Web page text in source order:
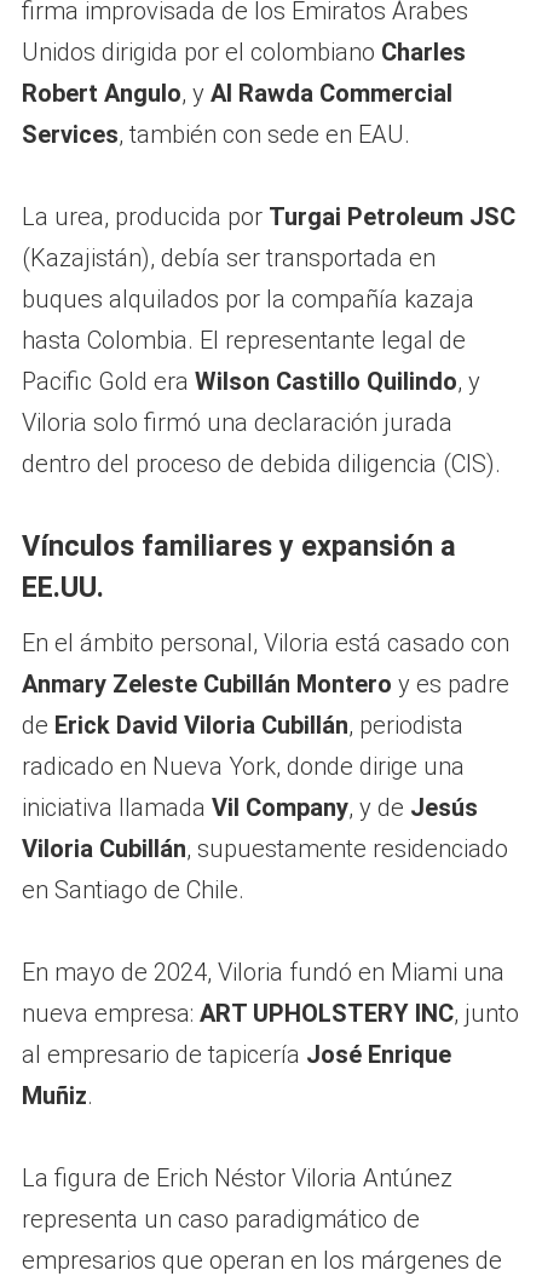
firma improvisada de los Emiratos Árabes
Unidos dirigida por el colombiano Charles
Robert Angulo, y Al Rawda Commercial
Services, también con sede en EAU.
La urea, producida por Turgai Petroleum JSC
(Kazajistán), debía ser transportada en
buques alquilados por la compañía kazaja
hasta Colombia. El representante legal de
Pacific Gold era Wilson Castillo Quilindo, y
Viloria solo firmó una declaración jurada
dentro del proceso de debida diligencia (CIS).
Vínculos familiares y expansión a
EE.UU.
En el ámbito personal, Viloria está casado con
Anmary Zeleste Cubillán Montero y es padre
de Erick David Viloria Cubillán, periodista
radicado en Nueva York, donde dirige una
iniciativa llamada Vil Company, y de Jesús
Viloria Cubillán, supuestamente residenciado
en Santiago de Chile.
En mayo de 2024, Viloria fundó en Miami una
nueva empresa: ART UPHOLSTERY INC, junto
al empresario de tapicería José Enrique
Muñiz.
La figura de Erich Néstor Viloria Antúnez
representa un caso paradigmático de
empresarios que operan en los márgenes de